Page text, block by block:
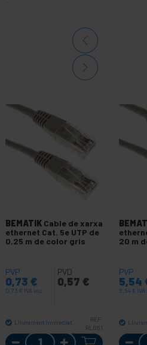
BEMATIK Cable de xarxa
ethernet Cat. 5e UTP de
0,25 m de color gris
PVP
0,73 €
0,73 € IVA inc.
PVD
0,57 €
Lliurament immediat
REF:
RL051
Quantitat
20 m
PVP
5,54
5,54 €